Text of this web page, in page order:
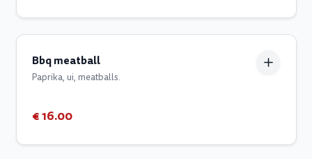
Bbq meatball
Paprika, ui, meatballs.
€ 16.00